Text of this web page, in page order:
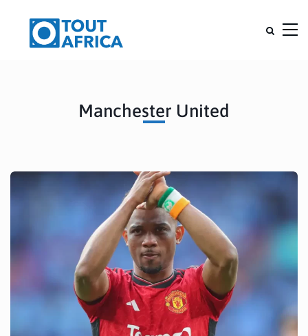
Manchester United